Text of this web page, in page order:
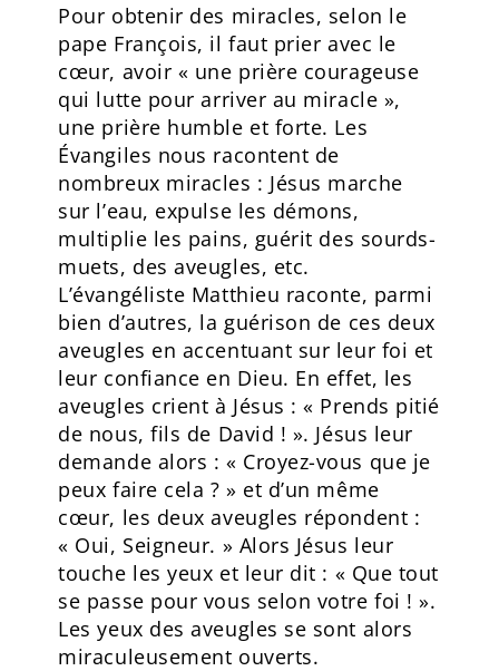
Pour obtenir des miracles, selon le
pape François, il faut prier avec le
cœur, avoir « une prière courageuse
qui lutte pour arriver au miracle »,
une prière humble et forte. Les
Évangiles nous racontent de
nombreux miracles : Jésus marche
sur l’eau, expulse les démons,
multiplie les pains, guérit des sourds-
muets, des aveugles, etc.
L’évangéliste Matthieu raconte, parmi
bien d’autres, la guérison de ces deux
aveugles en accentuant sur leur foi et
leur confiance en Dieu. En effet, les
aveugles crient à Jésus : « Prends pitié
de nous, fils de David ! ». Jésus leur
demande alors : « Croyez-vous que je
peux faire cela ? » et d’un même
cœur, les deux aveugles répondent :
« Oui, Seigneur. » Alors Jésus leur
touche les yeux et leur dit : « Que tout
se passe pour vous selon votre foi ! ».
Les yeux des aveugles se sont alors
miraculeusement ouverts.